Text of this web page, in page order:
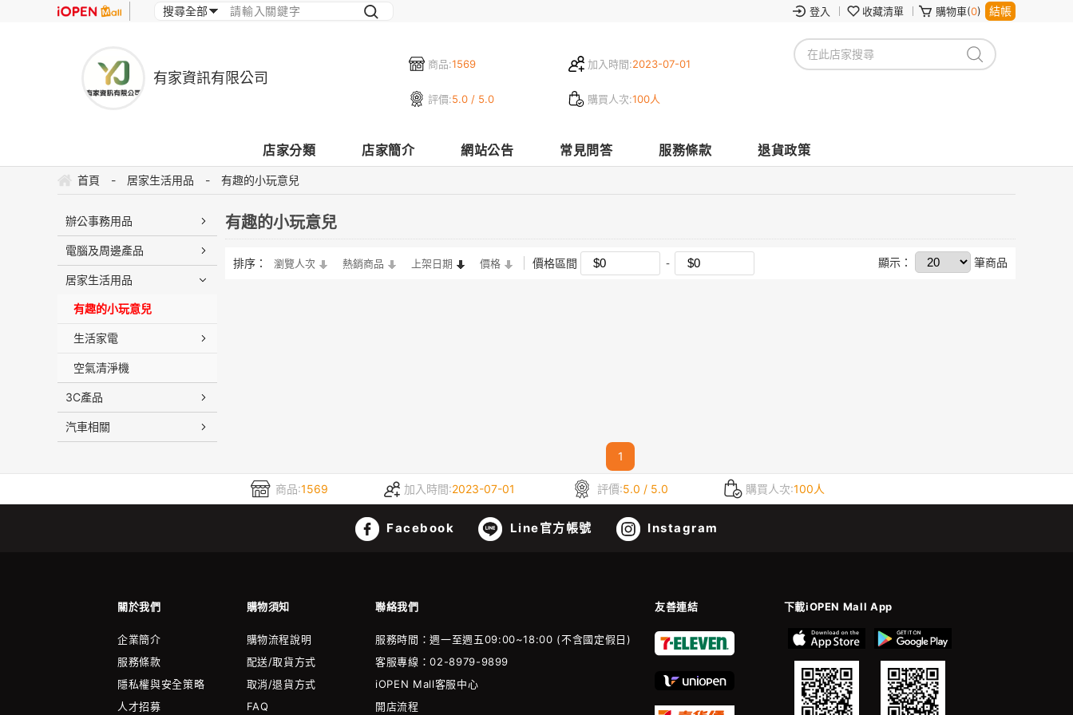
登入 收藏清單 購物車(0) 結帳
商品:1569 加入時間:2023-07-01
評價:5.0 / 5.0 購買人次:100人
有家資訊有限公司
店家分類 店家簡介 網站公告 常見問答 服務條款 退貨政策
首頁 - 居家生活用品 - 有趣的小玩意兒
辦公事務用品
電腦及周邊產品
居家生活用品
有趣的小玩意兒
生活家電
空氣清淨機
3C產品
汽車相關
有趣的小玩意兒
排序： 瀏覽人次 熱銷商品 上架日期 價格 價格區間 顯示： 筆商品
1
商品:1569 加入時間:2023-07-01 評價:5.0 / 5.0 購買人次:100人
Facebook Line官方帳號 Instagram
關於我們 購物須知 聯絡我們 友善連結 下載iOPEN Mall App
企業簡介
服務條款
隱私權與安全策略
人才招募
購物流程說明
配送/取貨方式
取消/退貨方式
FAQ
服務時間：週一至週五09:00~18:00 (不含國定假日)
客服專線：02-8979-9899
iOPEN Mall客服中心
開店流程